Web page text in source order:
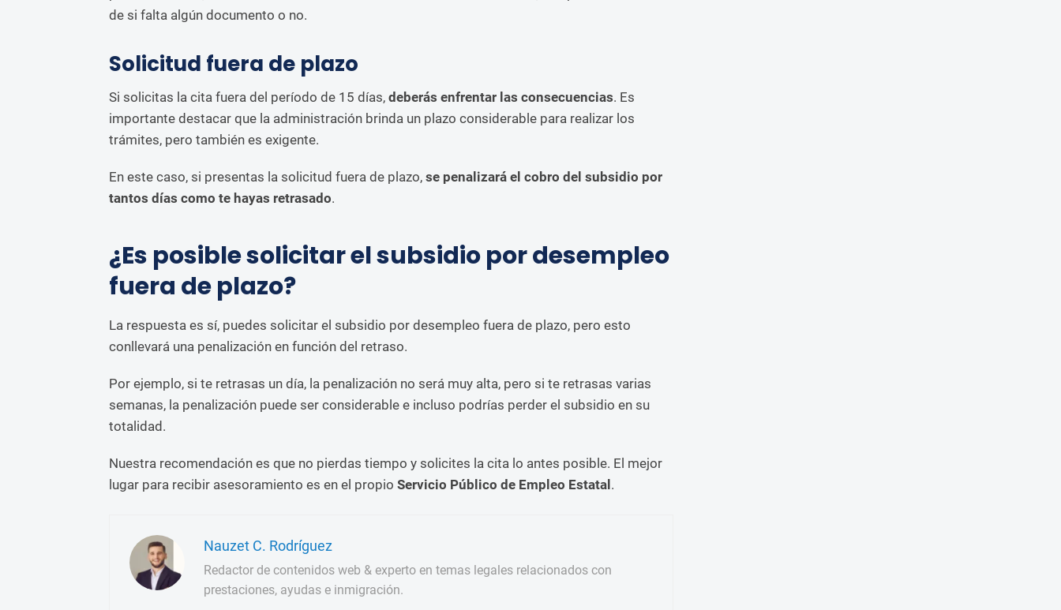
de si falta algún documento o no.
Solicitud fuera de plazo
Si solicitas la cita fuera del período de 15 días, deberás enfrentar las consecuencias. Es
importante destacar que la administración brinda un plazo considerable para realizar los
trámites, pero también es exigente.
En este caso, si presentas la solicitud fuera de plazo, se penalizará el cobro del subsidio por
tantos días como te hayas retrasado.
¿Es posible solicitar el subsidio por desempleo
fuera de plazo?
La respuesta es sí, puedes solicitar el subsidio por desempleo fuera de plazo, pero esto
conllevará una penalización en función del retraso.
Por ejemplo, si te retrasas un día, la penalización no será muy alta, pero si te retrasas varias
semanas, la penalización puede ser considerable e incluso podrías perder el subsidio en su
totalidad.
Nuestra recomendación es que no pierdas tiempo y solicites la cita lo antes posible. El mejor
lugar para recibir asesoramiento es en el propio Servicio Público de Empleo Estatal .
Nauzet C. Rodríguez
Redactor de contenidos web & experto en temas legales relacionados con
prestaciones, ayudas e inmigración.